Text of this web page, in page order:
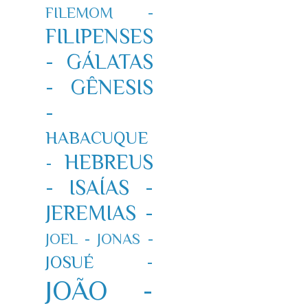
FILEMOM -
FILIPENSES
-
GÁLATAS
-
GÊNESIS
-
HABACUQUE
-
HEBREUS
-
ISAÍAS -
JEREMIAS -
JOEL - JONAS -
JOSUÉ -
JOÃO -